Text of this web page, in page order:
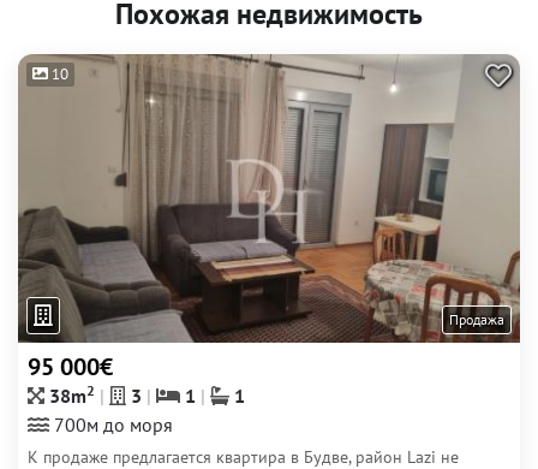
Похожая недвижимость
10
Продажа
95 000€
38m2 3 1
1
700м до моря
К продаже предлагается квартира в Будве, район Lazi не